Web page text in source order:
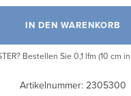
IN DEN WARENKORB
Bestellen Sie 0,1 lfm (10 cm
Artikelnummer: 2305300